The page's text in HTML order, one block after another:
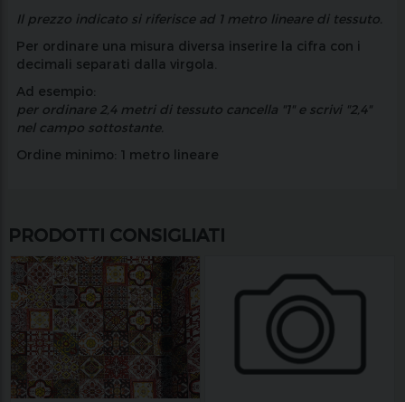
Il prezzo indicato si riferisce ad 1 metro lineare di tessuto.
Per ordinare una misura diversa inserire la cifra con i
decimali separati dalla virgola.
Ad esempio:
per ordinare 2,4 metri di tessuto cancella "1" e scrivi "2,4"
nel campo sottostante.
Ordine minimo: 1 metro lineare
PRODOTTI CONSIGLIATI